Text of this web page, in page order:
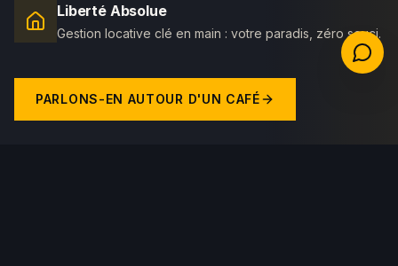
Liberté Absolue
Gestion locative clé en main : votre paradis, zéro souci.
PARLONS-EN AUTOUR D'UN CAFÉ